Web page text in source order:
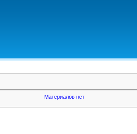
Материалов нет